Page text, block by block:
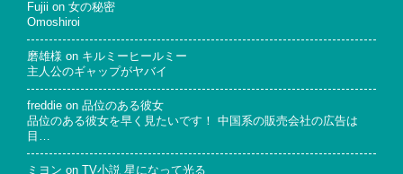
Fujii on 女の秘密
Omoshiroi
磨雄様 on キルミーヒールミー
主人公のギャップがヤバイ
freddie on 品位のある彼女
品位のある彼女を早く見たいです！ 中国系の販売会社の広告は
目…
ミヨン on
TV小説 星になって光る